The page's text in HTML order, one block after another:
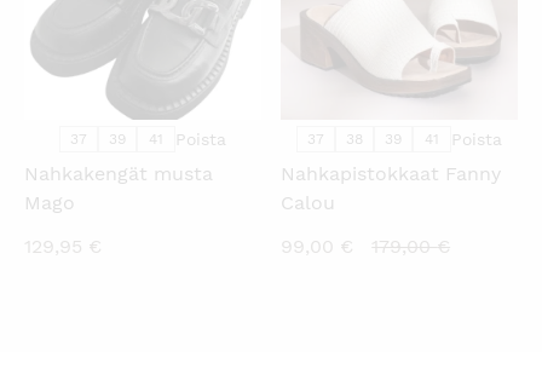
37 39 41 Poista
Nahkakengät musta
Mago
129,95 €
37 38 39 41 Poista
Nahkapistokkaat Fanny
Calou
99,00 €
Nykyinen
179,00€